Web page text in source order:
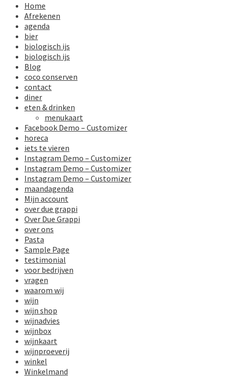
Home
Afrekenen
agenda
bier
biologisch ijs
biologisch ijs
Blog
coco conserven
contact
diner
eten & drinken
menukaart
Facebook Demo – Customizer
horeca
iets te vieren
Instagram Demo – Customizer
Instagram Demo – Customizer
Instagram Demo – Customizer
maandagenda
Mijn account
over due grappi
Over Due Grappi
over ons
Pasta
Sample Page
testimonial
voor bedrijven
vragen
waarom wij
wijn
wijn shop
wijnadvies
wijnbox
wijnkaart
wijnproeverij
winkel
Winkelmand